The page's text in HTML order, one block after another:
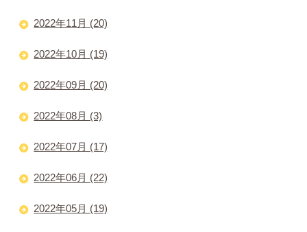
2022年11月 (20)
2022年10月 (19)
2022年09月 (20)
2022年08月 (3)
2022年07月 (17)
2022年06月 (22)
2022年05月 (19)